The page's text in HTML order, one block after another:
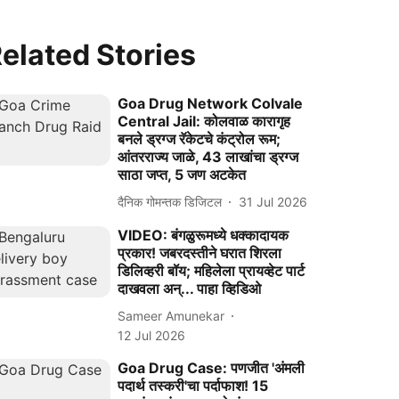
Stories
Goa Drug Network Colvale
Central Jail: कोलवाळ कारागृह
बनले ड्रग्ज रॅकेटचे कंट्रोल रूम;
आंतरराज्य जाळे, 43 लाखांचा ड्रग्ज
साठा जप्त, 5 जण अटकेत
दैनिक गोमन्तक डिजिटल 31 Jul 2026
VIDEO: बंगळुरूमध्ये धक्कादायक
प्रकार! जबरदस्तीने घरात शिरला
डिलिव्हरी बॉय; महिलेला प्रायव्हेट पार्ट
दाखवला अन्... पाहा व्हिडिओ
Sameer Amunekar
12 Jul 2026
Goa Drug Case: पणजीत 'अंमली
पदार्थ तस्करी'चा पर्दाफाश! 15